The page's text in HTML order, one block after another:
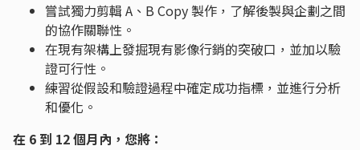
嘗試獨力剪輯 A、B Copy 製作，了解後製與企劃之間
的協作關聯性。
在現有架構上發掘現有影像行銷的突破口，並加以驗
證可行性。
練習從假設和驗證過程中確定成功指標，並進行分析
和優化。
在 6 到 12 個月內，您將：